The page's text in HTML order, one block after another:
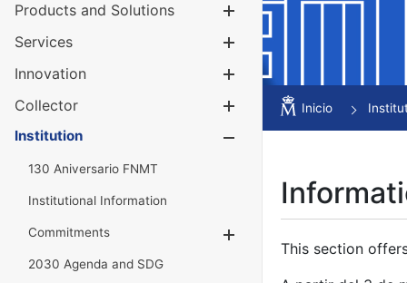
Products and Solutions
Services
Innovation
Collector
Show/Hide
Institution
130 Aniversario FNMT
Institutional Information
Commitments
2030 Agenda and SDG
Inicio
This section